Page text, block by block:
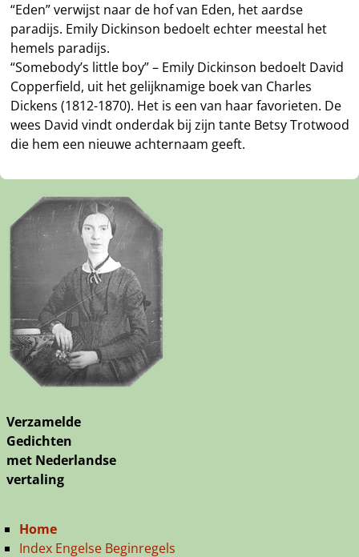
“Eden” verwijst naar de hof van Eden, het aardse
paradijs. Emily Dickinson bedoelt echter meestal het
hemels paradijs.
“Somebody’s little boy” – Emily Dickinson bedoelt David
Copperfield, uit het gelijknamige boek van Charles
Dickens (1812-1870). Het is een van haar favorieten. De
wees David vindt onderdak bij zijn tante Betsy Trotwood
die hem een nieuwe achternaam geeft.
Verzamelde
Gedichten
met Nederlandse
vertaling
Home
Index Engelse Beginregels